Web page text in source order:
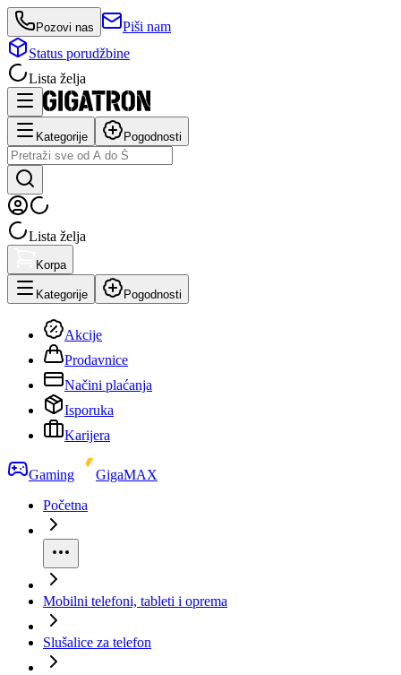
Pozovi nas
Piši nam
Status porudžbine
Lista želja
Kategorije Pogodnosti
Lista želja
Korpa
Kategorije Pogodnosti
Akcije
Prodavnice
Načini plaćanja
Isporuka
Karijera
Gaming
GigaMAX
Početna
Mobilni telefoni, tableti i oprema
Slušalice za telefon